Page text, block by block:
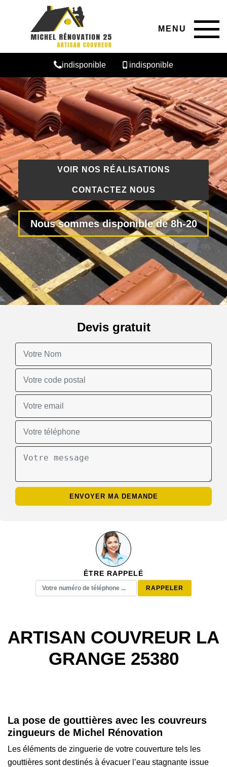
MENU
indisponible indisponible
VOIR NOS RÉALISATIONS
CONTACTEZ NOUS
Nous sommes disponible de 8h-20
Devis gratuit
ÊTRE RAPPELÉ
ARTISAN COUVREUR LA
GRANGE 25380
La pose de gouttières avec les couvreurs
zingueurs de Michel Rénovation
Les éléments de zinguerie de votre couverture tels les
gouttières sont destinés à évacuer l’eau stagnante issue